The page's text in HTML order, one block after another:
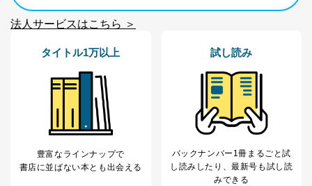
法人サービスはこちら ＞
タイトル1万以上
豊富なラインナップで
書店に並ばない本とも出会える
試し読み
バックナンバー1冊まるごと試
し読み したり、最新号も試し読
みできる